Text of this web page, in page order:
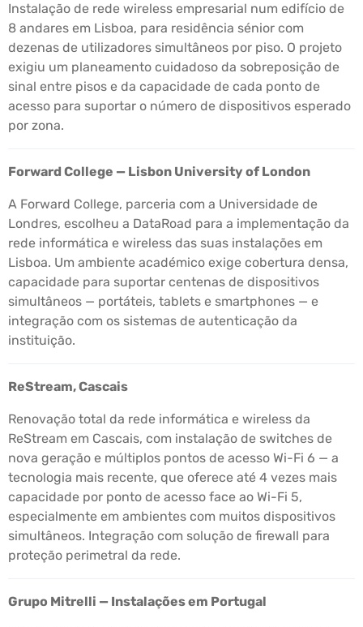
Instalação de rede wireless empresarial num edifício de
8 andares em Lisboa, para residência sénior com
dezenas de utilizadores simultâneos por piso. O projeto
exigiu um planeamento cuidadoso da sobreposição de
sinal entre pisos e da capacidade de cada ponto de
acesso para suportar o número de dispositivos esperado
por zona.
Forward College — Lisbon University of London
A Forward College, parceria com a Universidade de
Londres, escolheu a DataRoad para a implementação da
rede informática e wireless das suas instalações em
Lisboa. Um ambiente académico exige cobertura densa,
capacidade para suportar centenas de dispositivos
simultâneos — portáteis, tablets e smartphones — e
integração com os sistemas de autenticação da
instituição.
ReStream, Cascais
Renovação total da rede informática e wireless da
ReStream em Cascais, com instalação de switches de
nova geração e múltiplos pontos de acesso Wi-Fi 6 — a
tecnologia mais recente, que oferece até 4 vezes mais
capacidade por ponto de acesso face ao Wi-Fi 5,
especialmente em ambientes com muitos dispositivos
simultâneos. Integração com solução de firewall para
proteção perimetral da rede.
Grupo Mitrelli — Instalações em Portugal